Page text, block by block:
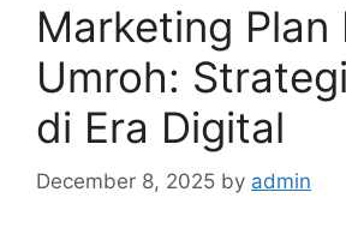
Marketing Plan
Umroh:
di Era Digital
December 8, 2025 by admin